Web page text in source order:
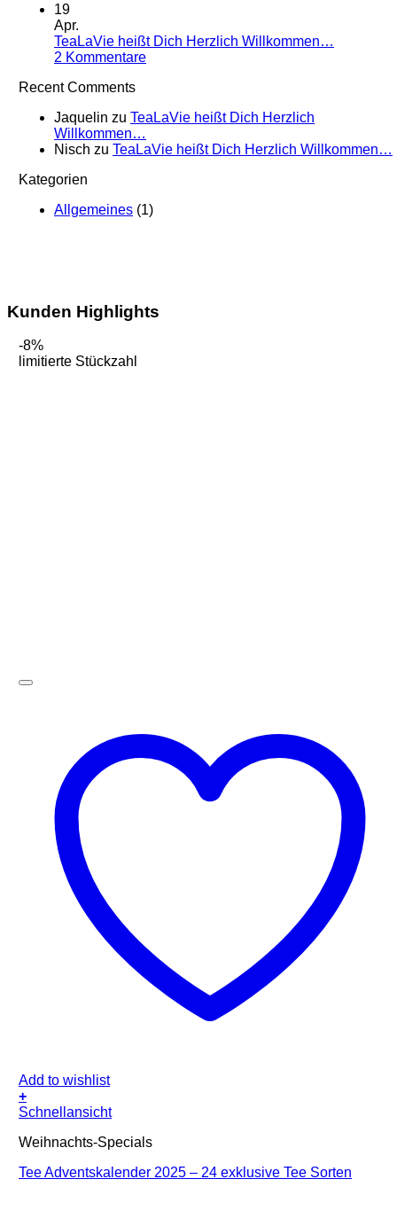
19
Apr.
TeaLaVie heißt Dich Herzlich Willkommen…
2 Kommentarezu
Herzlich
Willkommen…
Recent Comments
Jaquelin zu TeaLaVie heißt Dich Herzlich
Willkommen…
Nisch zu TeaLaVie heißt Dich Herzlich Willkommen…
Kategorien
Allgemeines (1)
Kunden Highlights
-8%
limitierte Stückzahl
Add to wishlist
+
Schnellansicht
Weihnachts-Specials
Tee Adventskalender 2025 – 24 exklusive Tee Sorten